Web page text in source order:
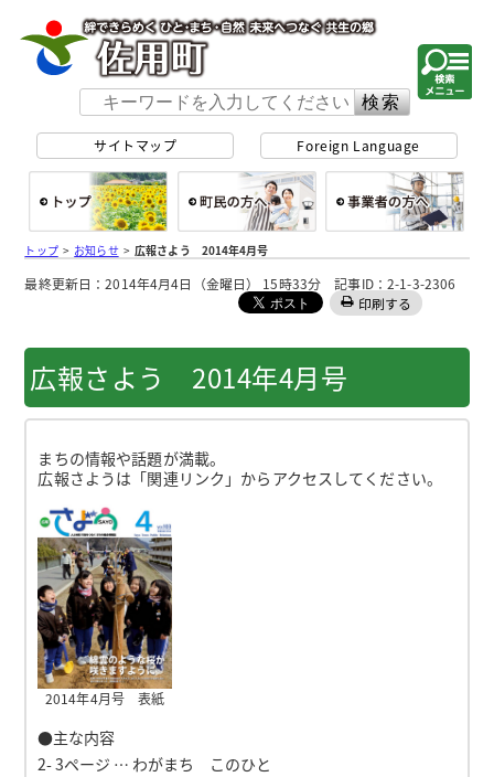
サイトマップ Foreign Language
総合トップ
トップ> お知らせ>広報さよう 2014年4月号
最終更新日：2014年4月4日（金曜日） 15時33分 記事ID：2-1-3-2306
印刷する
広報さよう 2014年4月号
まちの情報や話題が満載。
広報さようは「関連リンク」からアクセスしてください。
2014年4月号 表紙
●主な内容
2- 3ページ … わがまち このひと